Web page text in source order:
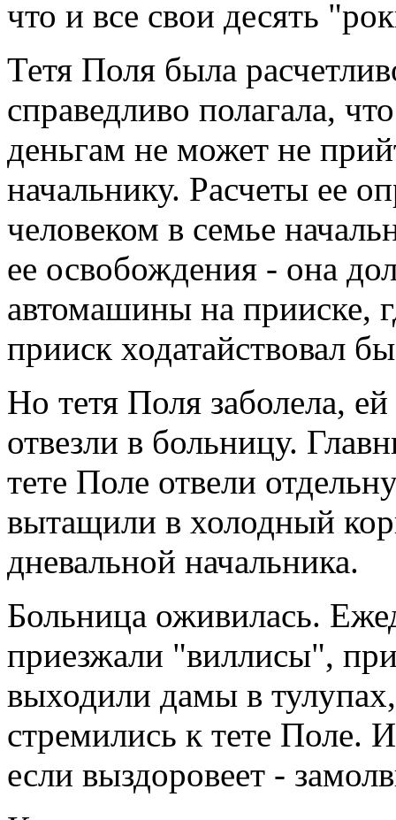
что и все свои десять
Тетя Поля была
справедливо полагала,
деньгам не может не
начальнику. Расчеты ее
человеком в семье
ее освобождения - она
автомашины на прииске,
прииск ходатайствовал
Но тетя Поля заболела,
отвезли в больницу.
тете Поле отвели
вытащили в холодный
дневальной начальника.
Больница оживилась.
приезжали "виллисы",
выходили дамы в
стремились к тете Поле.
если выздоровеет -